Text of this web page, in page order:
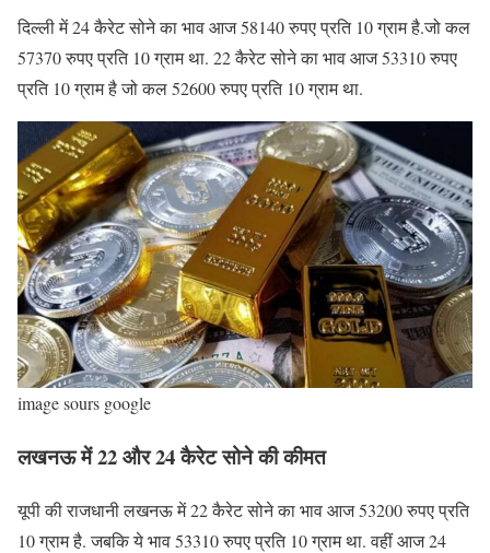
दिल्ली में 24 कैरेट सोने का भाव आज 58140 रुपए प्रति 10 ग्राम है.जो कल
57370 रुपए प्रति 10 ग्राम था. 22 कैरेट सोने का भाव आज 53310 रुपए
प्रति 10 ग्राम है जो कल 52600 रुपए प्रति 10 ग्राम था.
image sours google
लखनऊ में 22 और 24 कैरेट सोने की कीमत
यूपी की राजधानी लखनऊ में 22 कैरेट सोने का भाव आज 53200 रुपए प्रति
10 ग्राम है. जबकि ये भाव 53310 रुपए प्रति 10 ग्राम था. वहीं आज 24